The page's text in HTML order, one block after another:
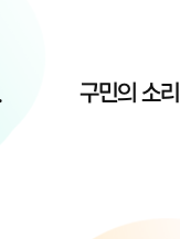
구민의 소리